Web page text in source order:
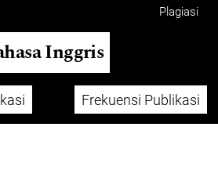
Plagiasi
Inggris
Frekuensi Publikasi